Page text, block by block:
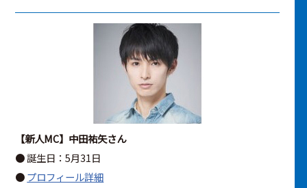
【新人MC】中田祐矢さん
● 誕生日：5月31日
●プロフィール詳細